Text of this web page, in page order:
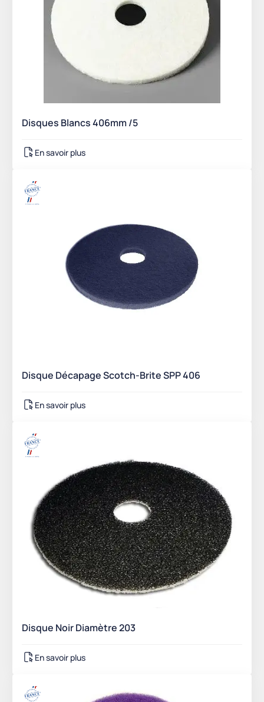
Disques Blancs 406mm /5
En savoir plus
Disque Décapage Scotch-Brite SPP 406
En savoir plus
Disque Noir Diamètre 203
En savoir plus